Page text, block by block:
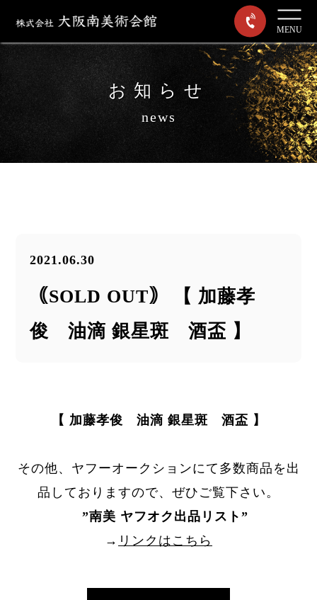
MENU
お知らせ
news
2021.06.30
｟SOLD OUT｠ 【 加藤孝
俊 油滴 銀星斑 酒盃 】
【 加藤孝俊 油滴 銀星斑 酒盃 】
その他、ヤフーオークションにて多数商品を出
品しておりますので、ぜひご覧下さい。
”南美 ヤフオク出品リスト ”
→ リンクはこちら